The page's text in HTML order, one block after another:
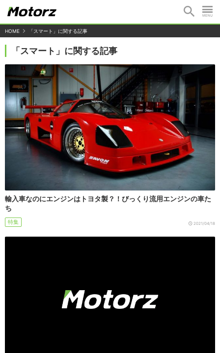
HOME 「スマート」に関する記事
「スマート」に関する記事
輸入車なのにエンジンはトヨタ製？！びっくり流用エンジンの車た
ち
特集 2021/04/18